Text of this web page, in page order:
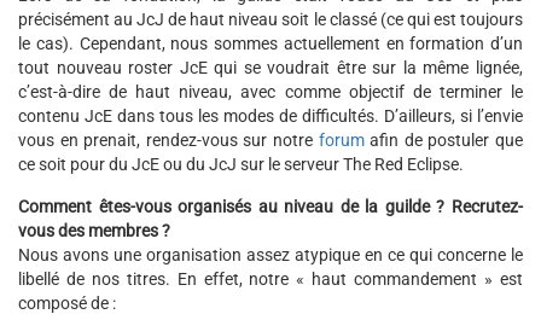
précisément au JcJ de haut niveau soit le classé (ce qui est toujours
le cas). Cependant, nous sommes actuellement en formation d’un
tout nouveau roster JcE qui se voudrait être sur la même lignée,
c’est-à-dire de haut niveau, avec comme objectif de terminer le
contenu JcE dans tous les modes de difficultés. D’ailleurs, si l’envie
vous en prenait, rendez-vous sur notre forumafin de postuler que
ce soit pour du JcE ou du JcJ sur le serveur The Red Eclipse.
Comment êtes-vous organisés au niveau de la guilde ? Recrutez-
vous des membres ?
Nous avons une organisation assez atypique en ce qui concerne le
libellé de nos titres. En effet, notre « haut commandement » est
composé de :